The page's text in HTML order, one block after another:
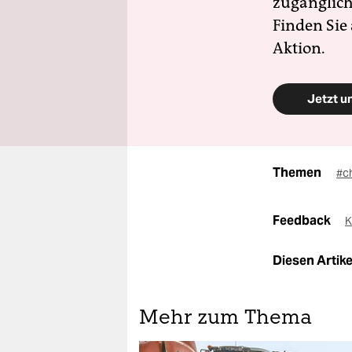
Finden
Aktion.
Jetzt
Themen
Feedback
Diesen
Mehr zum Thema